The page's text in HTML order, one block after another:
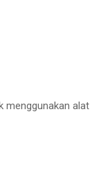
menggunakan alat